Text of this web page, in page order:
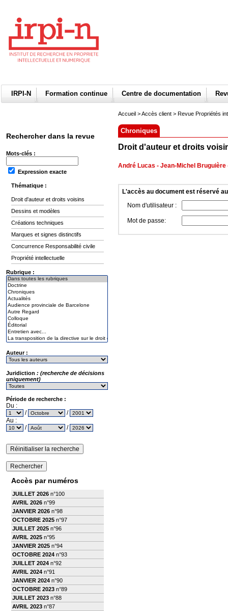
IRPI-N Formation continue Centre de documentation
Rechercher dans la revue
Mots-clés :
Expression exacte
Thématique :
Droit d'auteur et droits voisins
Dessins et modèles
Créations techniques
Marques et signes distinctifs
Concurrence Responsabilité civile
Propriété intellectuelle
Rubrique :
Auteur :
Juridiction : (recherche de décisions
uniquement)
Période de recherche :
Du :
/
/
Au :
/
/
Accès par numéros
JUILLET 2026 n°100
AVRIL 2026 n°99
JANVIER 2026 n°98
OCTOBRE 2025 n°97
JUILLET 2025 n°96
AVRIL 2025 n°95
JANVIER 2025 n°94
OCTOBRE 2024 n°93
JUILLET 2024 n°92
AVRIL 2024 n°91
JANVIER 2024 n°90
OCTOBRE 2023 n°89
JUILLET 2023 n°88
AVRIL 2023 n°87
Accueil >Accès client > Revue Propriétés
Chroniques
Droit d'auteur et droits
André Lucas - Jean-Michel Bruguière
L'accès au document est réservé
Nom d'utilisateur :
Mot de passe: